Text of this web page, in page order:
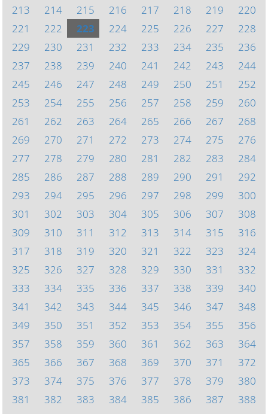
213
214 215 216 217 218 219
220
221
222 223 224 225 226 227
228
229
230 231 232 233 234 235
236
237
238 239 240 241 242 243
244
245
246 247 248 249 250 251
252
253
254 255 256 257 258 259
260
261
262 263 264 265 266 267
268
269
270 271 272 273 274 275
276
277
278 279 280 281 282 283
284
285
286 287 288 289 290 291
292
293
294 295 296 297 298 299
300
301
302 303 304 305 306 307
308
309
310 311 312 313 314 315
316
317
318 319 320 321 322 323
324
325
326 327 328 329 330 331
332
333
334 335 336 337 338 339
340
341
342 343 344 345 346 347
348
349
350 351 352 353 354 355
356
357
358 359 360 361 362 363
364
365
366 367 368 369 370 371
372
373
374 375 376 377 378 379
380
381
382 383 384 385 386 387
388